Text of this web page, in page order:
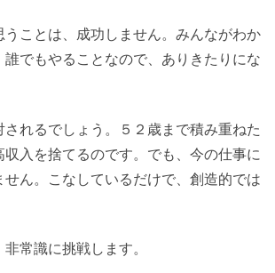
ことは、成功しません。みんながわか
誰でもやることなので、ありきたりにな
れるでしょう。５２歳まで積み重ねた
入を捨てるのです。でも、今の仕事に
せん。こなしているだけで、創造的では
常識に挑戦します。